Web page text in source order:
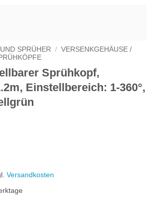
SPRÜHER / VERSENKGEHÄUSE /
Sprühkopf,
Einstellbereich: 1-360°,
Versandkosten